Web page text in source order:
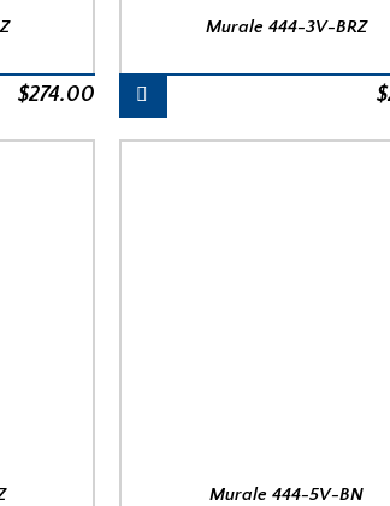
$274.00
Murale 444-3V-BRZ
$
Murale 444-5V-BN